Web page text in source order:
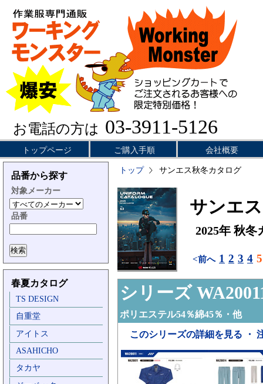
お電話の方は 03-3911-5126
トップページ ご購入手順 会社概要
品番から探す
対象メーカー
品番
春夏カタログ
TS DESIGN
自重堂
アイトス
ASAHICHO
タカヤ
トップ サンエス秋冬カタログ
サンエ
2025年 秋冬
<前へ 1 2 3 4 5
シリーズ
ポリエステル54％綿45％・他
このシリーズの詳細を見る ・